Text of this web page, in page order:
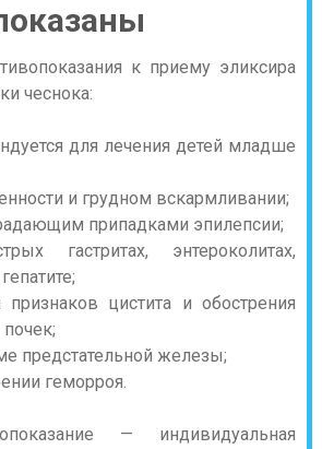
к приему эликсира
чеснока:
для лечения детей младше
и грудном вскармливании;
припадками эпилепсии;
гастритах, энтероколитах,
цистита и обострения
предстательной железы;
геморроя.
— индивидуальная